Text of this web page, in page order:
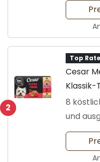
2
Top
Cesar
Klassik-
Hunde
8
und